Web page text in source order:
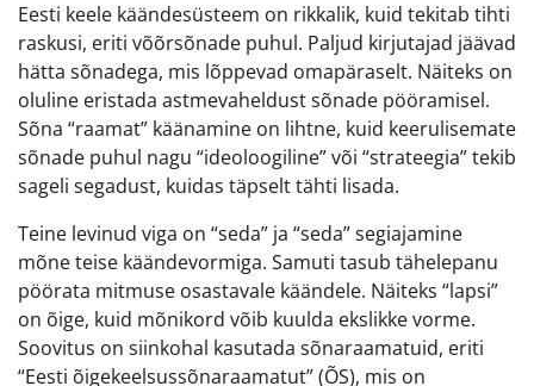
Eesti keele käändesüsteem on rikkalik, kuid tekitab tihti
raskusi, eriti võõrsõnade puhul. Paljud kirjutajad jäävad
hätta sõnadega, mis lõppevad omapäraselt. Näiteks on
oluline eristada astmevaheldust sõnade pööramisel.
Sõna “raamat” käänamine on lihtne, kuid keerulisemate
sõnade puhul nagu “ideoloogiline” või “strateegia” tekib
sageli segadust, kuidas täpselt tähti lisada.
Teine levinud viga on “seda” ja “seda” segiajamine
mõne teise käändevormiga. Samuti tasub tähelepanu
pöörata mitmuse osastavale käändele. Näiteks “lapsi”
on õige, kuid mõnikord võib kuulda ekslikke vorme.
Soovitus on siinkohal kasutada sõnaraamatuid, eriti
“Eesti õigekeelsussõnaraamatut” (ÕS), mis on